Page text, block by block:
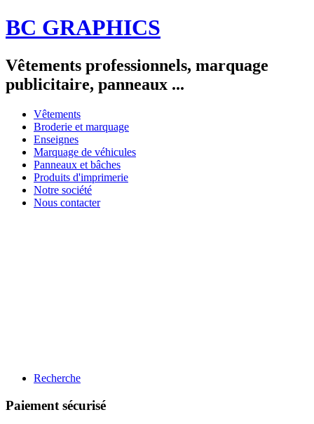
BC GRAPHICS
Vêtements professionnels, marquage
publicitaire, panneaux ...
Vêtements
Broderie et marquage
Enseignes
Marquage de véhicules
Panneaux et bâches
Produits d'imprimerie
Notre société
Nous contacter
Restauration BTP
Recherche
Paiement sécurisé